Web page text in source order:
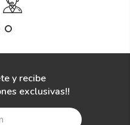
y recibe
exclusivas!!